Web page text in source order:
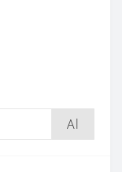
Al